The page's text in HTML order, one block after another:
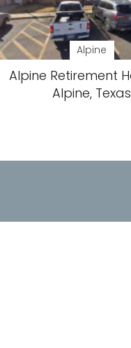
Alpine
Alpine Retirement
Alpine, Texas